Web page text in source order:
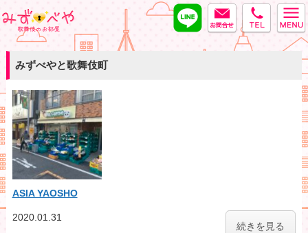
tel
MAIL
LINE
みずべやと歌舞伎町
ASIA YAOSHO
続きを見る
2020.01.31